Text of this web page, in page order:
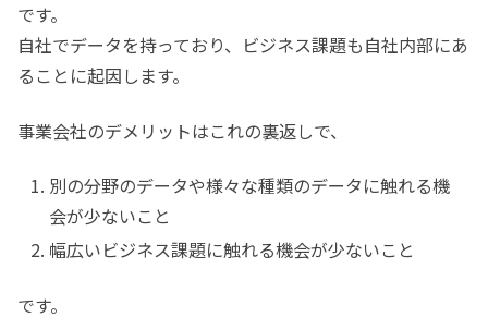
です。
自社でデータを持っており、ビジネス課題も自社内部にあ
ることに起因します。
事業会社のデメリットはこれの裏返しで、
別の分野のデータや様々な種類のデータに触れる機
会が少ないこと
幅広いビジネス課題に触れる機会が少ないこと
です。